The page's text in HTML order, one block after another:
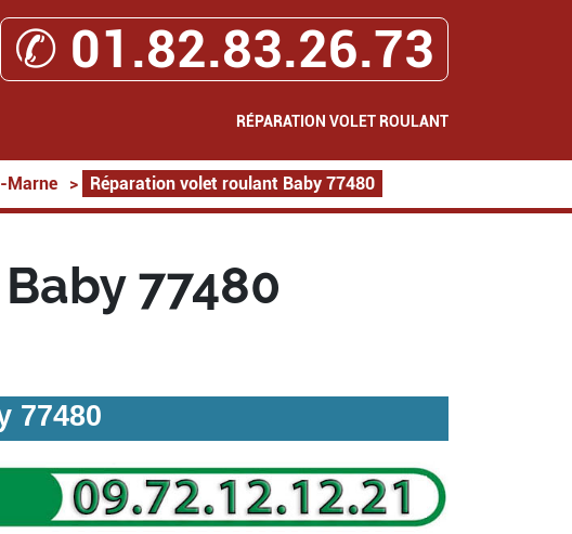
✆ 01.82.83.26.73
RÉPARATION VOLET ROULANT
Marne > Réparation volet roulant Baby 77480
77480
77480